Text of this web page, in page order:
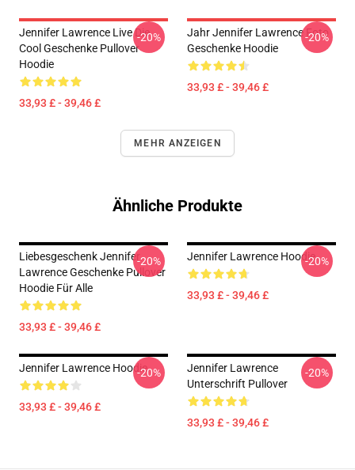
Jennifer Lawrence Live Die
Cool Geschenke Pullover
Hoodie
33,93 £ - 39,46 £
-20%
Jahr Jennifer Lawrence Foto
Geschenke Hoodie
33,93 £ - 39,46 £
-20%
MEHR ANZEIGEN
Ähnliche Produkte
Liebesgeschenk Jennifer
Lawrence Geschenke Pullover
Hoodie Für Alle
33,93 £ - 39,46 £
-20% Jennifer Lawrence Hoodie
33,93 £ - 39,46 £
-20%
Jennifer Lawrence Hoodie
33,93 £ - 39,46 £
-20%
Jennifer Lawrence
Unterschrift Pullover
33,93 £ - 39,46 £
-20%